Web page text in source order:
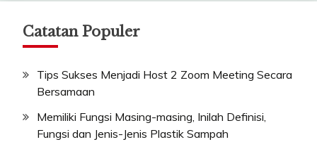
Catatan Populer
Tips Sukses Menjadi Host 2 Zoom Meeting Secara
Bersamaan
Memiliki Fungsi Masing-masing, Inilah Definisi,
Fungsi dan Jenis-Jenis Plastik Sampah